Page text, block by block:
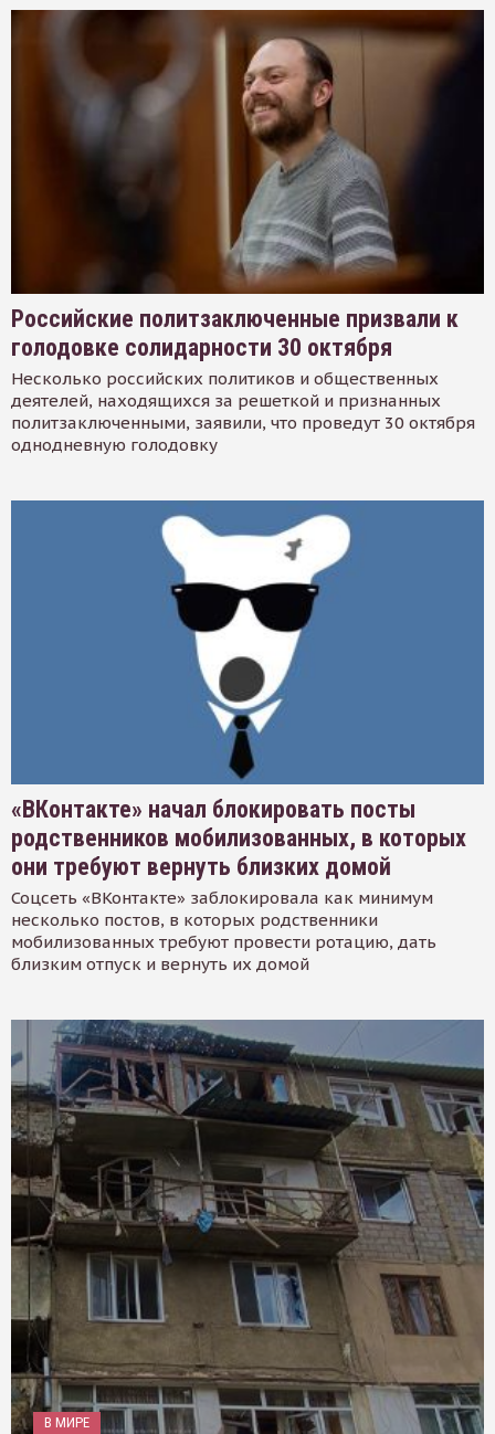
Российские политзаключенные призвали к
голодовке солидарности 30 октября
Несколько российских политиков и общественных
деятелей, находящихся за решеткой и признанных
политзаключенными, заявили, что проведут 30 октября
однодневную голодовку
«ВКонтакте» начал блокировать посты
родственников мобилизованных, в которых
они требуют вернуть близких домой
Соцсеть «ВКонтакте» заблокировала как минимум
несколько постов, в которых родственники
мобилизованных требуют провести ротацию, дать
близким отпуск и вернуть их домой
В МИРЕ